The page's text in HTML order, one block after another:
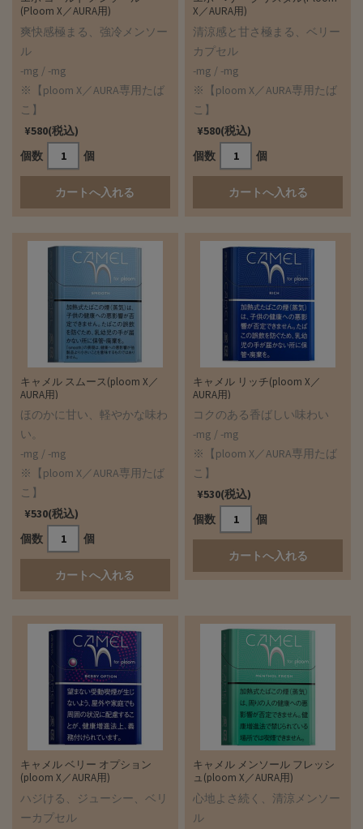
(Ploom X／AURA用)
爽快感極まる、強冷メンソー
ル
-mg / -mg
※【ploom X／AURA専用たば
こ】
¥580(税込)
個数
個
X／AURA用)
清涼感と甘さ極まる、ベリー
カプセル
-mg / -mg
※【ploom X／AURA専用たば
こ】
¥580(税込)
個数
個
キャメル スムース(ploom X／
AURA用)
ほのかに甘い、軽やかな味わ
い。
-mg / -mg
※【ploom X／AURA専用たば
こ】
¥530(税込)
個数
個
キャメル リッチ(ploom X／
AURA用)
コクのある香ばしい味わい
-mg / -mg
※【ploom X／AURA専用たば
こ】
¥530(税込)
個数
個
キャメル ベリー オプション
(ploom X／AURA用)
ハジける、ジューシー、ベリ
ーカプセル
キャメル メンソール フレッシ
ュ(ploom X／AURA用)
心地よさ続く、清涼メンソー
ル